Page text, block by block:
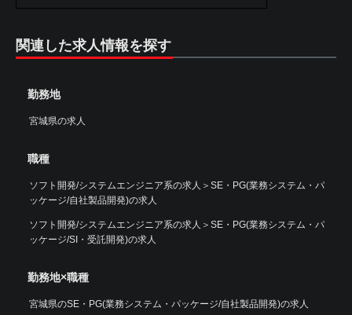
関連した求人情報を探す
勤務地
宮城県の求人
職種
ソフト開発/システムエンジニア系の求人 ＞ SE・PG(業務システム・パ
ッケージ/自社製品開発)の求人
ソフト開発/システムエンジニア系の求人 ＞ SE・PG(業務システム・パ
ッケージ/SI・受託開発)の求人
勤務地×職種
宮城県のSE・PG(業務システム・パッケージ/自社製品開発)の求人